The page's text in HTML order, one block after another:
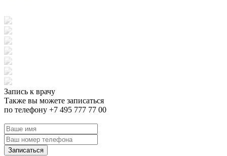
Запись к врачу
Также вы можете записаться
по телефону +7 495 777 77 00
Записаться